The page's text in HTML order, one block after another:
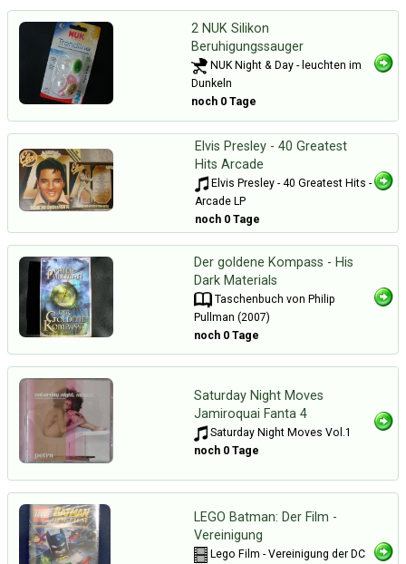
2 NUK Silikon
Beruhigungssauger
NUK Night & Day - leuchten im
Dunkeln
noch 0 Tage
Elvis Presley - 40 Greatest
Hits Arcade
Elvis Presley - 40 Greatest Hits -
Arcade LP
noch 0 Tage
Der goldene Kompass - His
Dark Materials
Taschenbuch von Philip
Pullman (2007)
noch 0 Tage
Saturday Night Moves
Jamiroquai Fanta 4
Saturday Night Moves Vol.1
noch 0 Tage
LEGO Batman: Der Film -
Vereinigung
Lego Film - Vereinigung der DC